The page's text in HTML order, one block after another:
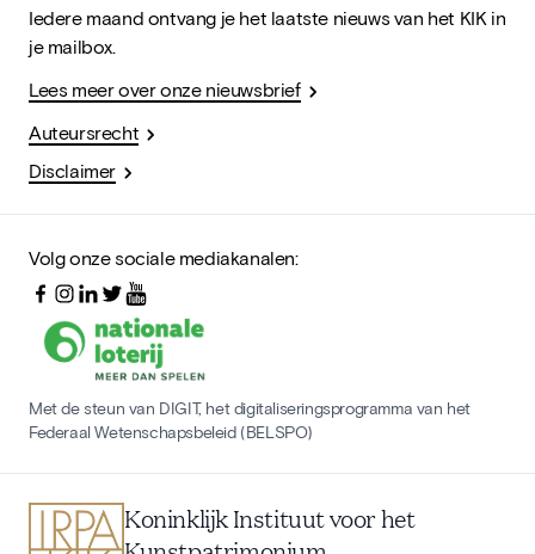
Iedere maand ontvang je het laatste nieuws van het KIK in
je mailbox.
Lees meer over onze nieuwsbrief
Auteursrecht
Disclaimer
Volg onze sociale mediakanalen:
Met de steun van DIGIT, het digitaliseringsprogramma van het
Federaal Wetenschapsbeleid (BELSPO)
Koninklijk Instituut voor het